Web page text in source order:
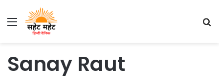
Menu
Sanay Raut